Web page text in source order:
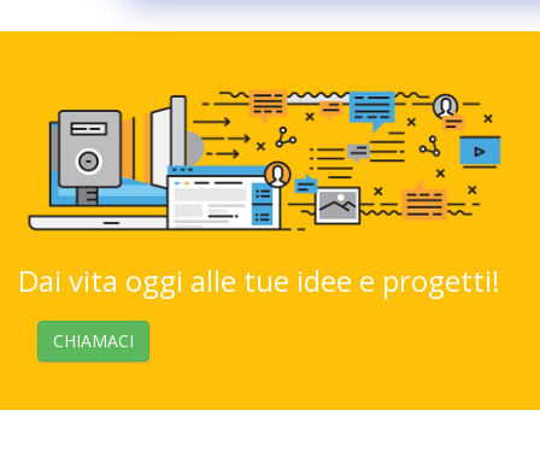
Dai vita oggi alle tue idee e progetti!
CHIAMACI